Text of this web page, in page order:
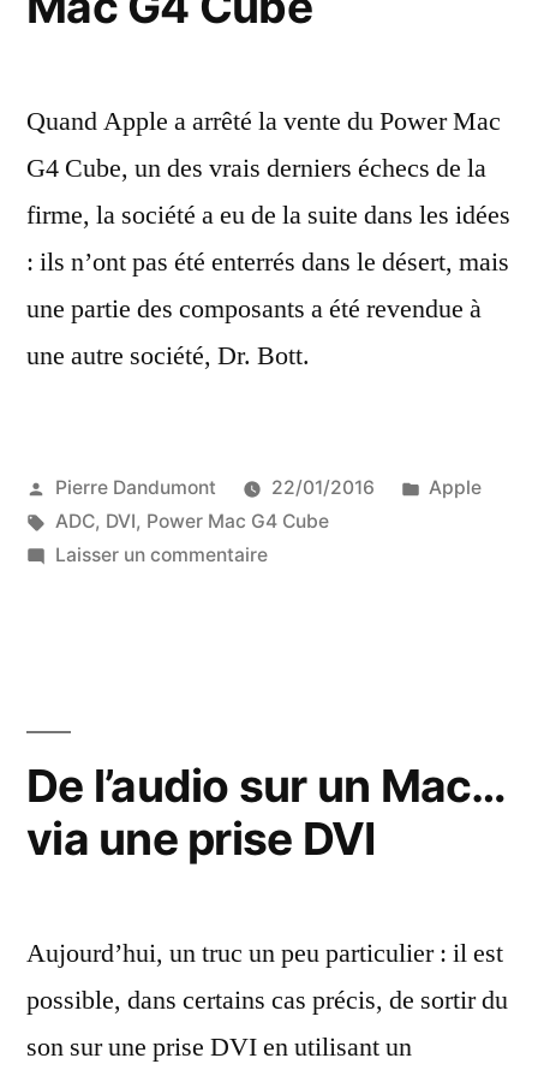
l’USB-
Quand Apple a arrêté la vente du Power Mac
G4 Cube, un des vrais derniers échecs de la
firme, la société a eu de la suite dans les idées
: ils n’ont pas été enterrés dans le désert, mais
une partie des composants a été revendue à
une autre société, Dr. Bott.
Publié
par
Pierre Dandumont 22/01/2016
Publié
Apple
Étiquettes :
ADC, DVI, Power Mac G4 Cube
Laisser un commentairesur
Power
G4
De l’audio sur un Mac…
via une prise DVI
Aujourd’hui, un truc un peu particulier : il est
possible, dans certains cas précis, de sortir du
son sur une prise DVI en utilisant un